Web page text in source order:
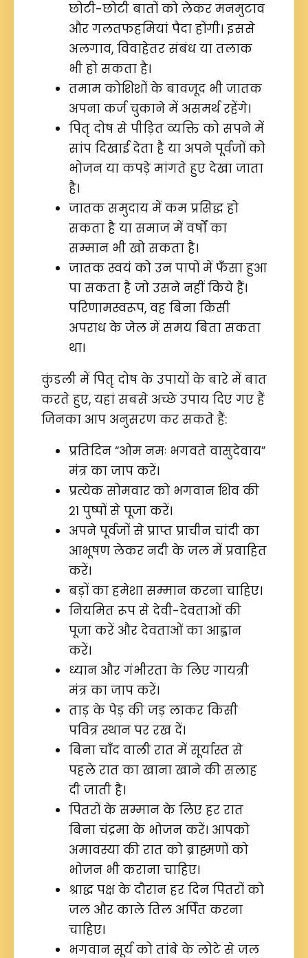
छोटी-छोटी बातों को लेकर मनमुटाव
और गलतफहमियां पैदा होंगी। इससे
अलगाव, विवाहेतर संबंध या तलाक
भी हो सकता है।
तमाम कोशिशों के बावजूद भी जातक
अपना कर्ज चुकाने में असमर्थ रहेंगे।
पितृ दोष से पीड़ित व्यक्ति को सपने में
सांप दिखाई देता है या अपने पूर्वजों को
भोजन या कपड़े मांगते हुए देखा जाता
है।
जातक समुदाय में कम प्रसिद्ध हो
सकता है या समाज में वर्षों का
सम्मान भी खो सकता है।
जातक स्वयं को उन पापों में फँसा हुआ
पा सकता है जो उसने नहीं किये हैं।
परिणामस्वरूप, वह बिना किसी
अपराध के जेल में समय बिता सकता
था।
कुंडली में पितृ दोष के उपायों के बारे में बात
करते हुए, यहां सबसे अच्छे उपाय दिए गए हैं
जिनका आप अनुसरण कर सकते हैं:
प्रतिदिन “ओम नमः भगवते वासुदेवाय”
मंत्र का जाप करें।
प्रत्येक सोमवार को भगवान शिव की
21 पुष्पों से पूजा करें।
अपने पूर्वजों से प्राप्त प्राचीन चांदी का
आभूषण लेकर नदी के जल में प्रवाहित
करें।
बड़ों का हमेशा सम्मान करना चाहिए।
नियमित रूप से देवी-देवताओं की
पूजा करें और देवताओं का आह्वान
करें।
ध्यान और गंभीरता के लिए गायत्री
मंत्र का जाप करें।
ताड़ के पेड़ की जड़ लाकर किसी
पवित्र स्थान पर रख दें।
बिना चाँद वाली रात में सूर्यास्त से
पहले रात का खाना खाने की सलाह
दी जाती है।
पितरों के सम्मान के लिए हर रात
बिना चंद्रमा के भोजन करें। आपको
अमावस्या की रात को ब्राह्मणों को
भोजन भी कराना चाहिए।
श्राद्ध पक्ष के दौरान हर दिन पितरों को
जल और काले तिल अर्पित करना
चाहिए।
भगवान सूर्य को तांबे के लोटे से जल